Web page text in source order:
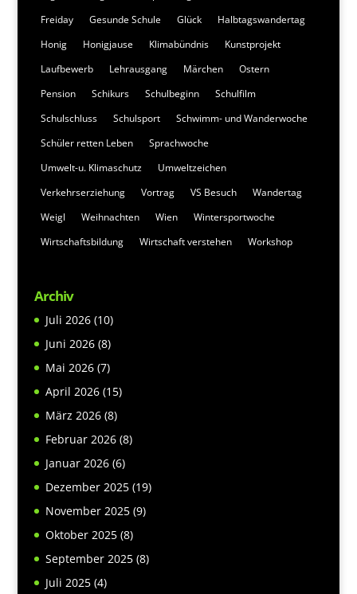
Freiday
Gesunde Schule Glück
Halbtagswandertag
Honig
Honigjause Klimabündnis
Kunstprojekt
Laufbewerb
Lehrausgang Märchen
Ostern
Pension
Schikurs Schulbeginn
Schulfilm
Schulschluss
Schulsport
Schwimm- und Wanderwoche
Schüler retten Leben
Sprachwoche
Umwelt-u. Klimaschutz
Umweltzeichen
Verkehrserziehung
Vortrag VS Besuch
Wandertag
Weigl
Weihnachten Wien
Wintersportwoche
Wirtschaftsbildung
Wirtschaft verstehen Workshop
Archiv
Juli 2026(10)
Juni 2026(8)
Mai 2026(7)
April 2026(15)
März 2026(8)
Februar 2026(8)
Januar 2026(6)
Dezember 2025(19)
November 2025(9)
Oktober 2025(8)
September 2025(8)
Juli 2025(4)